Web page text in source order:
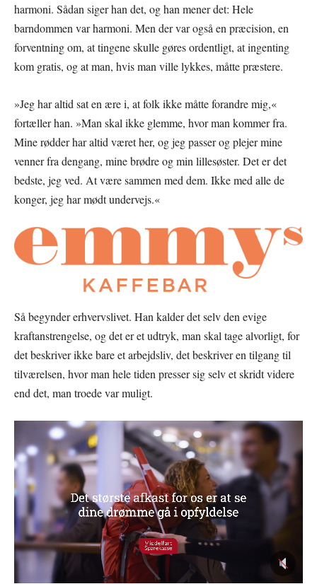
harmoni. Sådan siger han det, og han mener det: Hele
barndommen var harmoni. Men der var også en præcision, en
forventning om, at tingene skulle gøres ordentligt, at ingenting
kom gratis, og at man, hvis man ville lykkes, måtte præstere.
»Jeg har altid sat en ære i, at folk ikke måtte forandre mig,«
fortæller han. »Man skal ikke glemme, hvor man kommer fra.
Mine rødder har altid været her, og jeg passer og plejer mine
venner fra dengang, mine brødre og min lillesøster. Det er det
bedste, jeg ved. At være sammen med dem. Ikke med alle de
konger, jeg har mødt undervejs.«
Så begynder erhvervslivet. Han kalder det selv den evige
kraftanstrengelse, og det er et udtryk, man skal tage alvorligt, for
det beskriver ikke bare et arbejdsliv, det beskriver en tilgang til
tilværelsen, hvor man hele tiden presser sig selv et skridt videre
end det, man troede var muligt.